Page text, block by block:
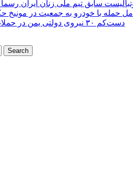
سابق تیم ملی زنان ایران رسما
حمله با خودرو به جمعیت در مونیخ
دست‌کم ۳۰ نیروی دولتی یمن در حملات حوثی‌ها کشته شدند